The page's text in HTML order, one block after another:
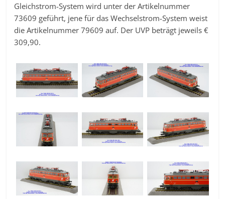
Gleichstrom-System wird unter der Artikelnummer
73609 geführt, jene für das Wechselstrom-System weist
die Artikelnummer 79609 auf. Der UVP beträgt jeweils €
309,90.